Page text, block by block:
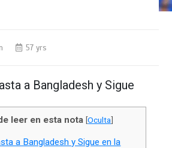
57 yrs
a Bangladesh y Sigue
leer en esta nota [Oculta]
a Bangladesh y Sigue en la